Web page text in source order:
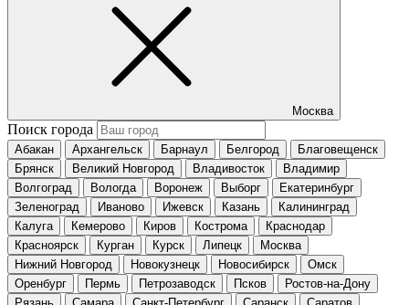
Москва
Поиск города
Абакан Архангельск Барнаул Белгород
Благовещенск
Брянск
Великий Новгород Владивосток
Владимир
Волгоград
Вологда Воронеж Выборг
Екатеринбург
Зеленоград
Иваново Ижевск Казань
Калининград
Калуга
Кемерово Киров Кострома
Краснодар
Красноярск
Курган Курск Липецк
Москва
Нижний Новгород
Новокузнецк Новосибирск
Омск
Оренбург
Пермь Петрозаводск Псков
Ростов-на-Дону